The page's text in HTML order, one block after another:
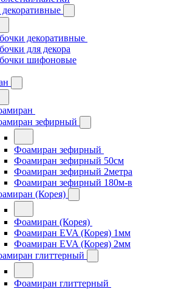
декоративные
для декора
шифоновые
зефирный
Фоамиран зефирный
Фоамиран зефирный 50см
Фоамиран зефирный 2метра
Фоамиран зефирный 180м-в
(Корея)
Фоамиран (Корея)
Фоамиран EVA (Корея) 1мм
Фоамиран EVA (Корея) 2мм
глиттерный
Фоамиран глиттерный